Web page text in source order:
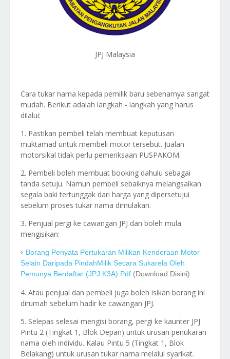
JPJ Malaysia
Cara tukar nama kepada pemilik baru sebenarnya sangat
mudah. Berikut adalah langkah - langkah yang harus
dilalui:
1. Pastikan pembeli telah membuat keputusan
muktamad untuk membeli motor tersebut. Jualan
motorsikal tidak perlu pemeriksaan PUSPAKOM.
2. Pembeli boleh membuat booking dahulu sebagai
tanda setuju. Namun pembeli sebaiknya melangsaikan
segala baki tertunggak dari harga yang dipersetujui
sebelum proses tukar nama dimulakan.
3. Penjual pergi ke cawangan JPJ dan boleh mula
mengisikan:
Borang Penyata Pertukaran Milikan Kenderaan Motor
Selain Daripada PindahMilik Secara Sukarela Oleh
Pemunya Berdaftar (JPJ K3A).pdf (download Disini)
4. Atau penjual dan pembeli juga boleh isikan borang ini
dirumah sebelum hadir ke cawangan JPJ.
5. Selepas selesai mengisi borang, pergi ke kaunter JPJ
Pintu 2 (Tingkat 1, Blok Depan) untuk urusan penukaran
nama oleh individu. Kalau Pintu 5 (Tingkat 1, Blok
Belakang) untuk urusan tukar nama melalui syarikat.